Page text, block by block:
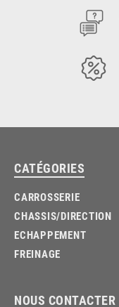
CATÉGORIES
CARROSSERIE
CHASSIS/DIRECTION
ECHAPPEMENT
FREINAGE
NOUS CONTACTER